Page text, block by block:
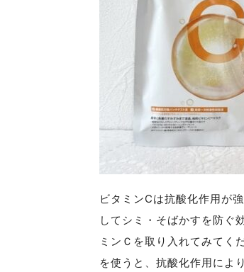
ビタミンCは抗酸化作用が
してシミ・そばかすを防ぐ
ミンＣを取り入れてみてく
を使うと、抗酸化作用によ